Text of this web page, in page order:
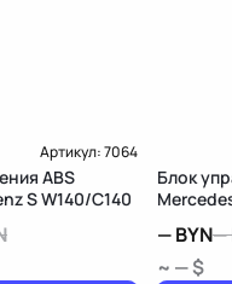
Артикул:7064
ABS
S W140/C140
Блок
—BYN—
~ — $